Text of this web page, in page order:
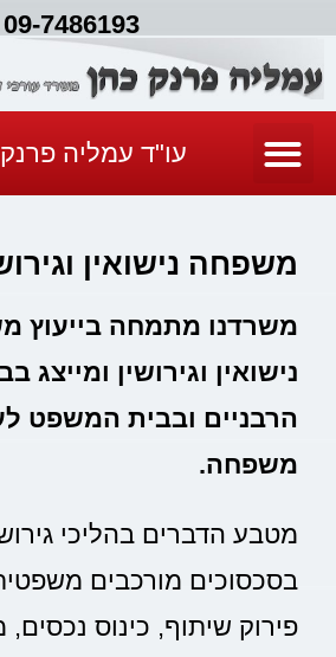
09-7486193
עו"ד עמליה
משפחה נישואין
משרדנו מתמחה בייעוץ
נישואין וגירושין ומייצג
הרבניים ובבית המשפט
משפחה.
מטבע הדברים בהליכי
בסכסוכים מורכבים
פירוק שיתוף, כינוס